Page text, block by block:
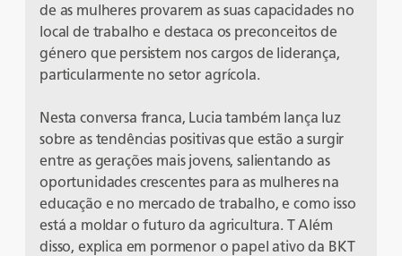
de as mulheres provarem as suas capacidades no
local de trabalho e destaca os preconceitos de
género que persistem nos cargos de liderança,
particularmente no setor agrícola.
Nesta conversa franca, Lucia também lança luz
sobre as tendências positivas que estão a surgir
entre as gerações mais jovens, salientando as
oportunidades crescentes para as mulheres na
educação e no mercado de trabalho, e como isso
está a moldar o futuro da agricultura. T Além
disso, explica em pormenor o papel ativo da BKT